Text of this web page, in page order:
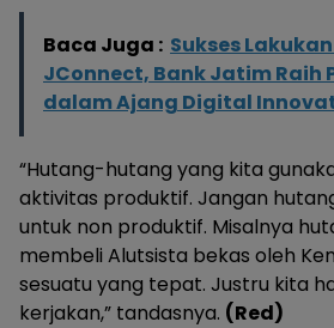
Baca Juga : Sukses
JConnect, Bank Jatim Raih
dalam Ajang Digital
“Hutang-hutang yang kita
aktivitas produktif. Jangan
untuk non produktif. Misalnya
membeli Alutsista bekas oleh
sesuatu yang tepat. Justru kita
kerjakan,” tandasnya. (Red)